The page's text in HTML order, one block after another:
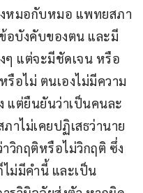
หมอกับหมอ แพทยสภา
อบังคับของตน และมี
ๆ แต่จะมีชัดเจน หรือ
รือไม่ ตนเองไม่มีความ
แต่ยืนยันว่าเป็นคนละ
ไม่เคยปฏิเสธว่านาย
วิกฤติหรือไม่วิกฤติ ซึ่ง
ม่มีคำนี้ และเป็น